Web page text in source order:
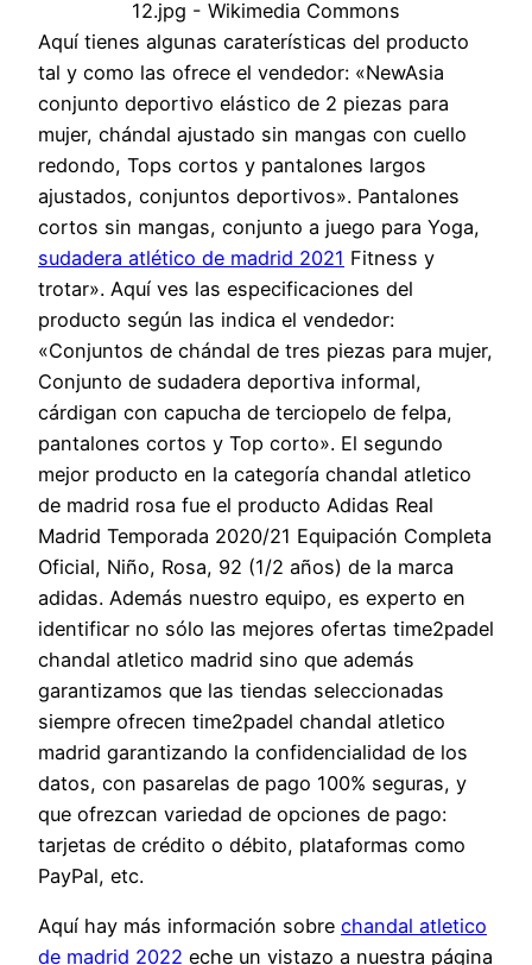
Aquí tienes algunas caraterísticas del producto
tal y como las ofrece el vendedor: «NewAsia
conjunto deportivo elástico de 2 piezas para
mujer, chándal ajustado sin mangas con cuello
redondo, Tops cortos y pantalones largos
ajustados, conjuntos deportivos». Pantalones
cortos sin mangas, conjunto a juego para Yoga,
sudadera atlético de madrid 2021 Fitness y
trotar». Aquí ves las especificaciones del
producto según las indica el vendedor:
«Conjuntos de chándal de tres piezas para mujer,
Conjunto de sudadera deportiva informal,
cárdigan con capucha de terciopelo de felpa,
pantalones cortos y Top corto». El segundo
mejor producto en la categoría chandal atletico
de madrid rosa fue el producto Adidas Real
Madrid Temporada 2020/21 Equipación Completa
Oficial, Niño, Rosa, 92 (1/2 años) de la marca
adidas. Además nuestro equipo, es experto en
identificar no sólo las mejores ofertas time2padel
chandal atletico madrid sino que además
garantizamos que las tiendas seleccionadas
siempre ofrecen time2padel chandal atletico
madrid garantizando la confidencialidad de los
datos, con pasarelas de pago 100% seguras, y
que ofrezcan variedad de opciones de pago:
tarjetas de crédito o débito, plataformas como
PayPal, etc.
Aquí hay más información sobre chandal atletico
de madrid 2022 eche un vistazo a nuestra página